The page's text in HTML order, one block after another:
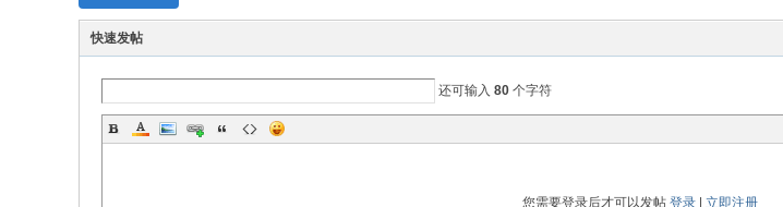
快速发帖
还可输入 80 个字符
您需要登录后才可以发帖 登录 立即注册